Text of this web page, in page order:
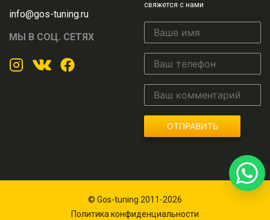
info@gos-tuning.ru
МЫ В СОЦ. СЕТЯХ
свяжется с нами
ОТПРАВИТЬ
© Gos-tuning 2011-2026
Политика конфиденциальности